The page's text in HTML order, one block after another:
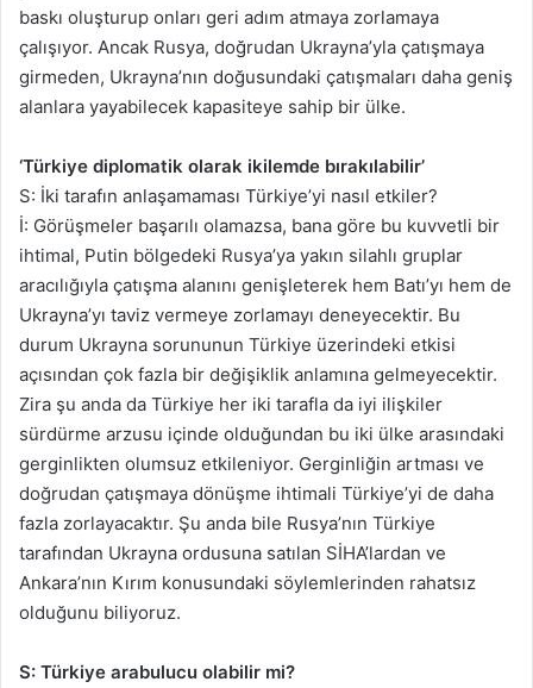
baskı oluşturup onları geri adım atmaya zorlamaya
çalışıyor. Ancak Rusya, doğrudan Ukrayna’yla çatışmaya
girmeden, Ukrayna’nın doğusundaki çatışmaları daha geniş
alanlara yayabilecek kapasiteye sahip bir ülke.
‘Türkiye diplomatik olarak ikilemde bırakılabilir’
S: İki tarafın anlaşamaması Türkiye’yi nasıl etkiler?
İ: Görüşmeler başarılı olamazsa, bana göre bu kuvvetli bir
ihtimal, Putin bölgedeki Rusya’ya yakın silahlı gruplar
aracılığıyla çatışma alanını genişleterek hem Batı’yı hem de
Ukrayna’yı taviz vermeye zorlamayı deneyecektir. Bu
durum Ukrayna sorununun Türkiye üzerindeki etkisi
açısından çok fazla bir değişiklik anlamına gelmeyecektir.
Zira şu anda da Türkiye her iki tarafla da iyi ilişkiler
sürdürme arzusu içinde olduğundan bu iki ülke arasındaki
gerginlikten olumsuz etkileniyor. Gerginliğin artması ve
doğrudan çatışmaya dönüşme ihtimali Türkiye’yi de daha
fazla zorlayacaktır. Şu anda bile Rusya’nın Türkiye
tarafından Ukrayna ordusuna satılan SİHA’lardan ve
Ankara’nın Kırım konusundaki söylemlerinden rahatsız
olduğunu biliyoruz.
S: Türkiye arabulucu olabilir mi?